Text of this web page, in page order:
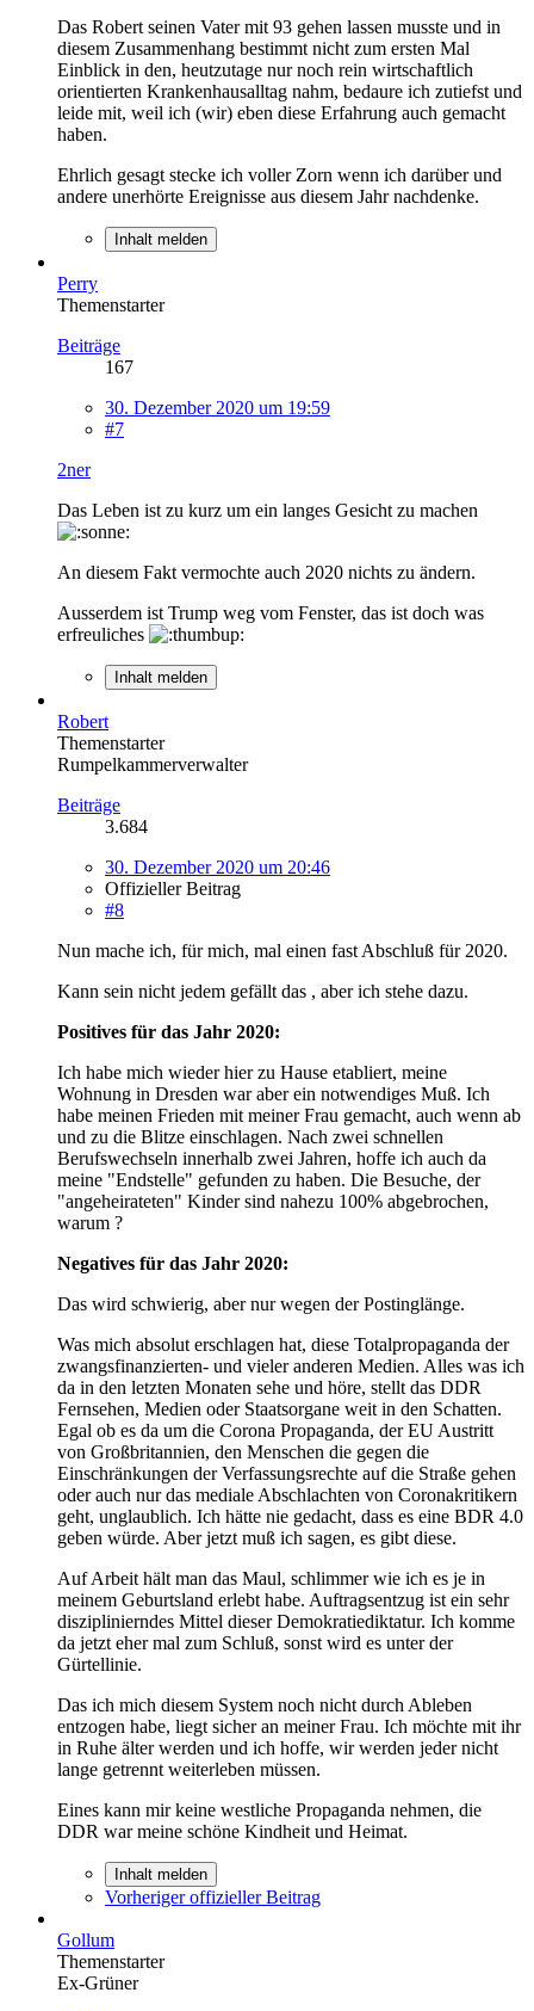
Das Robert seinen Vater mit 93 gehen lassen musste und in
diesem Zusammenhang bestimmt nicht zum ersten Mal
Einblick in den, heutzutage nur noch rein wirtschaftlich
orientierten Krankenhausalltag nahm, bedaure ich zutiefst und
leide mit, weil ich (wir) eben diese Erfahrung auch gemacht
haben.
Ehrlich gesagt stecke ich voller Zorn wenn ich darüber und
andere unerhörte Ereignisse aus diesem Jahr nachdenke.
Inhalt melden
Perry
Themenstarter
Beiträge
167
30. Dezember 2020 um 19:59
#7
2ner
Das Leben ist zu kurz um ein langes Gesicht zu machen
An diesem Fakt vermochte auch 2020 nichts zu ändern.
Ausserdem ist Trump weg vom Fenster, das ist doch was
erfreuliches
Inhalt melden
Robert
Themenstarter
Rumpelkammerverwalter
Beiträge
3.684
30. Dezember 2020 um 20:46
Offizieller Beitrag
#8
Nun mache ich, für mich, mal einen fast Abschluß für 2020.
Kann sein nicht jedem gefällt das , aber ich stehe dazu.
Positives für das Jahr 2020:
Ich habe mich wieder hier zu Hause etabliert, meine
Wohnung in Dresden war aber ein notwendiges Muß. Ich
habe meinen Frieden mit meiner Frau gemacht, auch wenn ab
und zu die Blitze einschlagen. Nach zwei schnellen
Berufswechseln innerhalb zwei Jahren, hoffe ich auch da
meine "Endstelle" gefunden zu haben. Die Besuche, der
"angeheirateten" Kinder sind nahezu 100% abgebrochen,
warum ?
Negatives für das Jahr 2020:
Das wird schwierig, aber nur wegen der Postinglänge.
Was mich absolut erschlagen hat, diese Totalpropaganda der
zwangsfinanzierten- und vieler anderen Medien. Alles was ich
da in den letzten Monaten sehe und höre, stellt das DDR
Fernsehen, Medien oder Staatsorgane weit in den Schatten.
Egal ob es da um die Corona Propaganda, der EU Austritt
von Großbritannien, den Menschen die gegen die
Einschränkungen der Verfassungsrechte auf die Straße gehen
oder auch nur das mediale Abschlachten von Coronakritikern
geht, unglaublich. Ich hätte nie gedacht, dass es eine BDR 4.0
geben würde. Aber jetzt muß ich sagen, es gibt diese.
Auf Arbeit hält man das Maul, schlimmer wie ich es je in
meinem Geburtsland erlebt habe. Auftragsentzug ist ein sehr
disziplinierndes Mittel dieser Demokratiediktatur. Ich komme
da jetzt eher mal zum Schluß, sonst wird es unter der
Gürtellinie.
Das ich mich diesem System noch nicht durch Ableben
entzogen habe, liegt sicher an meiner Frau. Ich möchte mit ihr
in Ruhe älter werden und ich hoffe, wir werden jeder nicht
lange getrennt weiterleben müssen.
Eines kann mir keine westliche Propaganda nehmen, die
DDR war meine schöne Kindheit und Heimat.
Inhalt melden
Vorheriger offizieller Beitrag
Gollum
Themenstarter
Ex-Grüner